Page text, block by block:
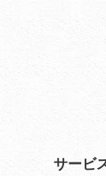
サービ